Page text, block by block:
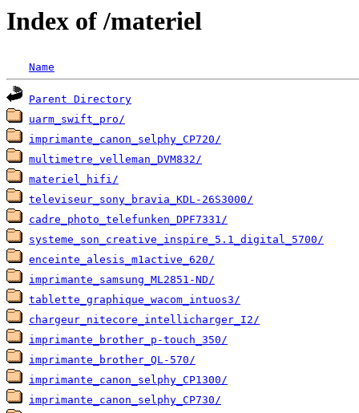
Index of /materiel
Name
Parent Directory
uarm_swift_pro/
imprimante_canon_selphy_CP720/
multimetre_velleman_DVM832/
materiel_hifi/
televiseur_sony_bravia_KDL-26S3000/
cadre_photo_telefunken_DPF7331/
systeme_son_creative_inspire_5.1_digital_5700/
enceinte_alesis_m1active_620/
imprimante_samsung_ML2851-ND/
tablette_graphique_wacom_intuos3/
chargeur_nitecore_intellicharger_I2/
imprimante_brother_p-touch_350/
imprimante_brother_QL-570/
imprimante_canon_selphy_CP1300/
imprimante_canon_selphy_CP730/